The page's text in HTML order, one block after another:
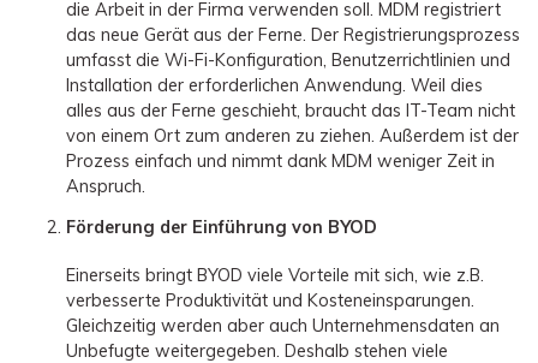
die Arbeit in der Firma verwenden soll. MDM registriert
das neue Gerät aus der Ferne. Der Registrierungsprozess
umfasst die Wi-Fi-Konfiguration, Benutzerrichtlinien und
Installation der erforderlichen Anwendung. Weil dies
alles aus der Ferne geschieht, braucht das IT-Team nicht
von einem Ort zum anderen zu ziehen. Außerdem ist der
Prozess einfach und nimmt dank MDM weniger Zeit in
Anspruch.
Förderung der Einführung von BYOD
Einerseits bringt BYOD viele Vorteile mit sich, wie z.B.
verbesserte Produktivität und Kosteneinsparungen.
Gleichzeitig werden aber auch Unternehmensdaten an
Unbefugte weitergegeben. Deshalb stehen viele